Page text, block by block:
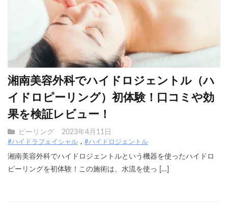
湘南美容外科でハイドロジェントル（ハ
イドロピーリング）初体験！口コミや効
果を検証レビュー！
ピーリング 2023年4月11日
#ハイドラフェイシャル #ハイドロジェントル
湘南美容外科でハイドロジェントルという機器を使ったハイドロ
ピーリングを初体験！この施術は、水流を使っ […]